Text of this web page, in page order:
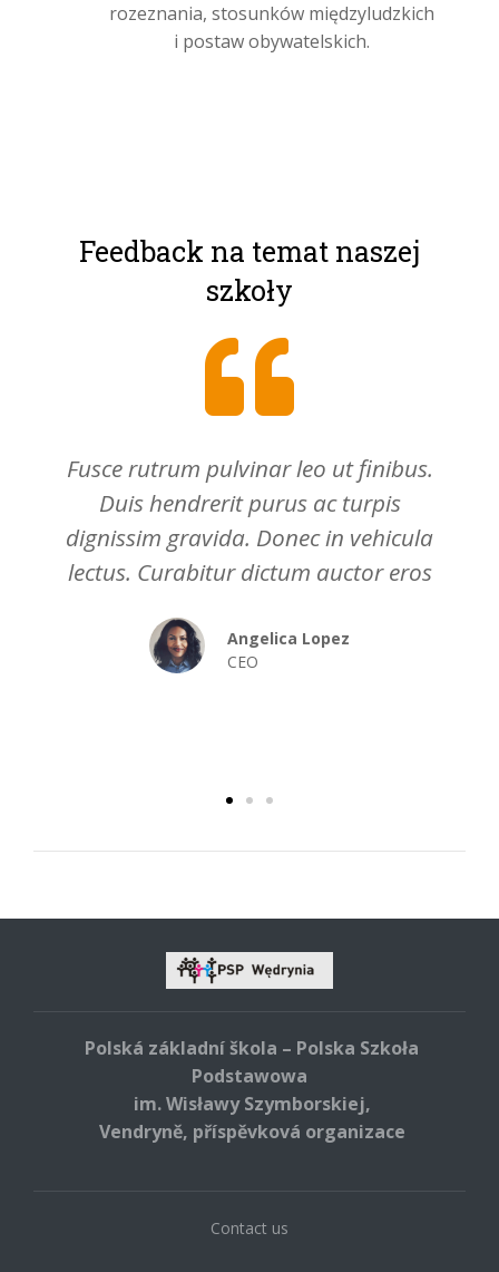
rozeznania, stosunków międzyludzkich
i postaw obywatelskich.
Feedback na temat naszej
szkoły
pulvinar leo ut finibus.
hendrerit purus ac turpis
gravida. Donec in vehicula
Curabitur dictum auctor eros
Angelica Lopez
Nam lacus
tincidunt
turpis
Polská základní škola – Polska Szkoła
Podstawowa
im. Wisławy Szymborskiej,
Vendryně, příspěvková organizace
Contact us